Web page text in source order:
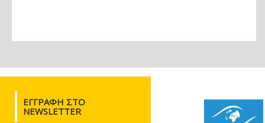
ΕΓΓΡΑΦΉ ΣΤΟ
NEWSLETTER